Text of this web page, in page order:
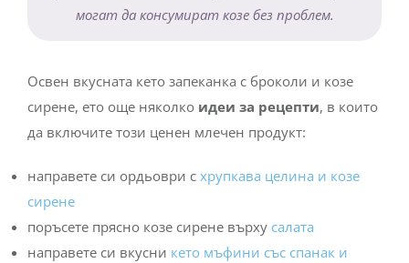
могат да консумират козе без проблем.
Освен вкусната кето запеканка с броколи и козе
сирене, ето още няколко идеи за рецепти, в които
да включите този ценен млечен продукт:
направете си ордьоври с хрупкава целина и козе
сирене
поръсете прясно козе сирене върху салата
направете си вкусни кето мъфини със спанак и